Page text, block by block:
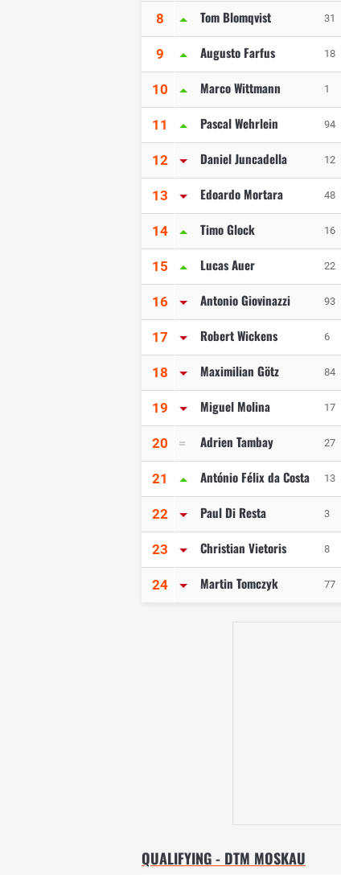
8 Tom Blomqvist 31
9 Augusto Farfus 18
10 Marco Wittmann 1
11 Pascal Wehrlein 94
12 Daniel Juncadella 12
13 Edoardo Mortara 48
14 Timo Glock 16
15 Lucas Auer 22
16 Antonio Giovinazzi 93
17 Robert Wickens 6
18 Maximilian Götz 84
19 Miguel Molina 17
20 Adrien Tambay 27
21 António Félix da Costa 13
22 Paul Di Resta 3
23 Christian Vietoris 8
24 Martin Tomczyk 77
QUALIFYING - DTM MOSKAU